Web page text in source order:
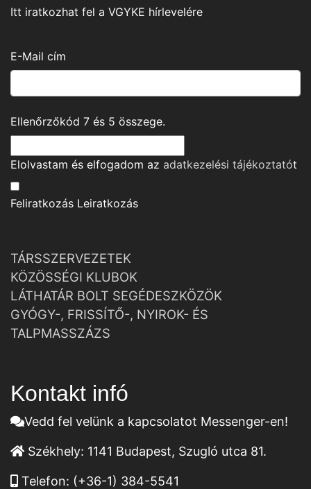
Itt iratkozhat fel a VGYKE hírlevelére
E-Mail cím
Ellenőrzőkód 7 és 5 összege.
Elolvastam és elfogadom az adatkezelési tájékoztatót
Feliratkozás Leiratkozás
TÁRSSZERVEZETEK
KÖZÖSSÉGI KLUBOK
LÁTHATÁR BOLT SEGÉDESZKÖZÖK
GYÓGY-, FRISSÍTŐ-, NYIROK- ÉS
TALPMASSZÁZS
Kontakt infó
Vedd fel velünk a kapcsolatot Messenger-en!
Székhely: 1141 Budapest, Szugló utca 81.
Telefon: (+36-1) 384-5541